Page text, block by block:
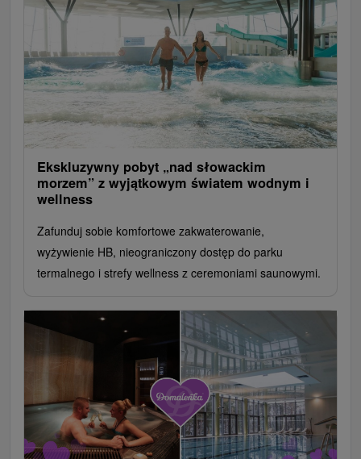
Ekskluzywny pobyt „nad słowackim
morzem” z wyjątkowym światem wodnym i
wellness
Zafunduj sobie komfortowe zakwaterowanie,
wyżywienie HB, nieograniczony dostęp do parku
termalnego i strefy wellness z ceremoniami saunowymi.